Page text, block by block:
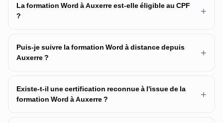
La formation Word à Auxerre est-elle éligible au CPF
?
+
Puis-je suivre la formation Word à distance depuis
Auxerre ?
+
Existe-t-il une certification reconnue à l'issue de la
formation Word à Auxerre ?
+